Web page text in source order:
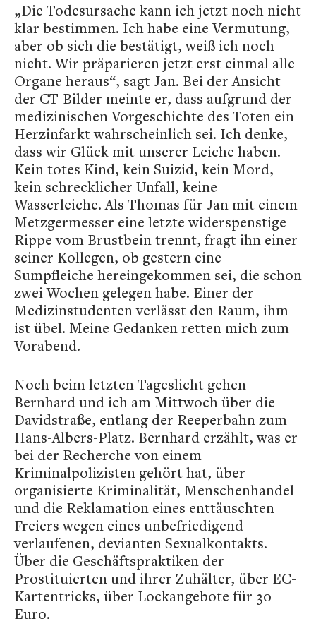
„Die Todesursache kann ich jetzt noch nicht
klar bestimmen. Ich habe eine Vermutung,
aber ob sich die bestätigt, weiß ich noch
nicht. Wir präparieren jetzt erst einmal alle
Organe heraus“, sagt Jan. Bei der Ansicht
der CT-Bilder meinte er, dass aufgrund der
medizinischen Vorgeschichte des Toten ein
Herzinfarkt wahrscheinlich sei. Ich denke,
dass wir Glück mit unserer Leiche haben.
Kein totes Kind, kein Suizid, kein Mord,
kein schrecklicher Unfall, keine
Wasserleiche. Als Thomas für Jan mit einem
Metzgermesser eine letzte widerspenstige
Rippe vom Brustbein trennt, fragt ihn einer
seiner Kollegen, ob gestern eine
Sumpfleiche hereingekommen sei, die schon
zwei Wochen gelegen habe. Einer der
Medizinstudenten verlässt den Raum, ihm
ist übel. Meine Gedanken retten mich zum
Vorabend.
Noch beim letzten Tageslicht gehen
Bernhard und ich am Mittwoch über die
Davidstraße, entlang der Reeperbahn zum
Hans-Albers-Platz. Bernhard erzählt, was er
bei der Recherche von einem
Kriminalpolizisten gehört hat, über
organisierte Kriminalität, Menschenhandel
und die Reklamation eines enttäuschten
Freiers wegen eines unbefriedigend
verlaufenen, devianten Sexualkontakts.
Über die Geschäftspraktiken der
Prostituierten und ihrer Zuhälter, über EC-
Kartentricks, über Lockangebote für 30
Euro.